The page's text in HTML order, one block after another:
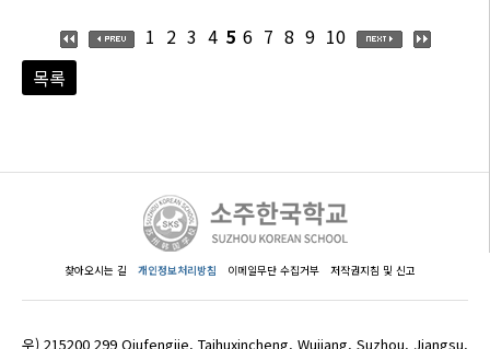
1 2 3 4 5 6 7 8 9 10
목록
찾아오시는 길 개인정보처리방침 이메일무단 수집거부 저작권지침 및 신고
우) 215200 299 Qiufengjie, Taihuxincheng, Wujiang, Suzhou, Jiangsu,